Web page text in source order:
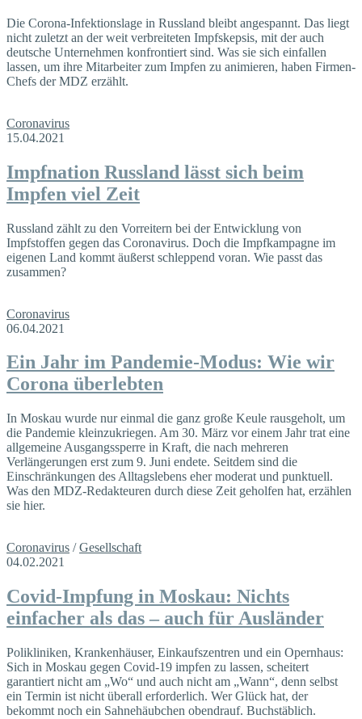
Die Corona-Infektionslage in Russland bleibt angespannt. Das liegt
nicht zuletzt an der weit verbreiteten Impfskepsis, mit der auch
deutsche Unternehmen konfrontiert sind. Was sie sich einfallen
lassen, um ihre Mitarbeiter zum Impfen zu animieren, haben Firmen-
Chefs der MDZ erzählt.
Coronavirus
15.04.2021
Impfnation Russland lässt sich beim
Impfen viel Zeit
Russland zählt zu den Vorreitern bei der Entwicklung von
Impfstoffen gegen das Coronavirus. Doch die Impfkampagne im
eigenen Land kommt äußerst schleppend voran. Wie passt das
zusammen?
Coronavirus
06.04.2021
Ein Jahr im Pandemie-Modus: Wie wir
Corona überlebten
In Moskau wurde nur einmal die ganz große Keule rausgeholt, um
die Pandemie kleinzukriegen. Am 30. März vor einem Jahr trat eine
allgemeine Ausgangssperre in Kraft, die nach mehreren
Verlängerungen erst zum 9. Juni endete. Seitdem sind die
Einschränkungen des Alltagslebens eher moderat und punktuell.
Was den MDZ-Redakteuren durch diese Zeit geholfen hat, erzählen
sie hier.
Coronavirus /Gesellschaft
04.02.2021
Covid-Impfung in Moskau: Nichts
einfacher als das – auch für Ausländer
Polikliniken, Krankenhäuser, Einkaufszentren und ein Opernhaus:
Sich in Moskau gegen Covid-19 impfen zu lassen, scheitert
garantiert nicht am „Wo“ und auch nicht am „Wann“, denn selbst
ein Termin ist nicht überall erforderlich. Wer Glück hat, der
bekommt noch ein Sahnehäubchen obendrauf. Buchstäblich.